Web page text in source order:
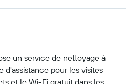
un service de nettoyage à
d'assistance pour les visites
et le Wi-Fi gratuit dans les